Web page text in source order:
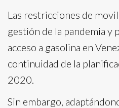
Las restricciones de
gestión de la pandemia y
acceso a gasolina en
continuidad de la
2020.
Sin embargo,